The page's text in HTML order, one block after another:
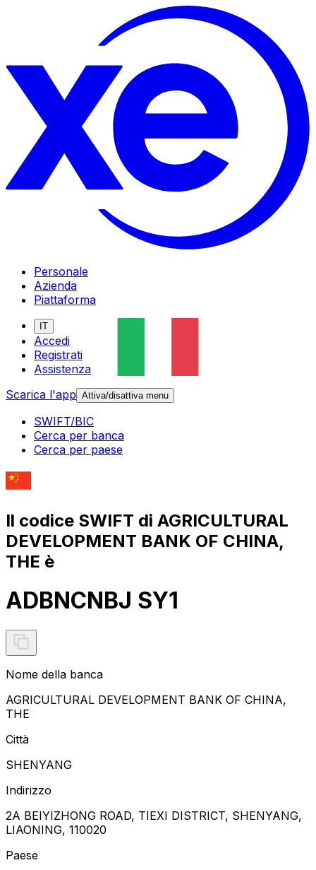
Personale
Azienda
Piattaforma
IT
Accedi
Registrati
Assistenza
Scarica l'app Attiva/disattiva menu
SWIFT/BIC
Cerca per banca
Cerca per paese
Il codice SWIFT di AGRICULTURAL
DEVELOPMENT BANK OF CHINA,
THE è
ADBNCNBJ SY1
Nome della banca
AGRICULTURAL DEVELOPMENT BANK OF CHINA,
THE
Città
SHENYANG
Indirizzo
2A BEIYIZHONG ROAD, TIEXI DISTRICT, SHENYANG,
LIAONING, 110020
Paese